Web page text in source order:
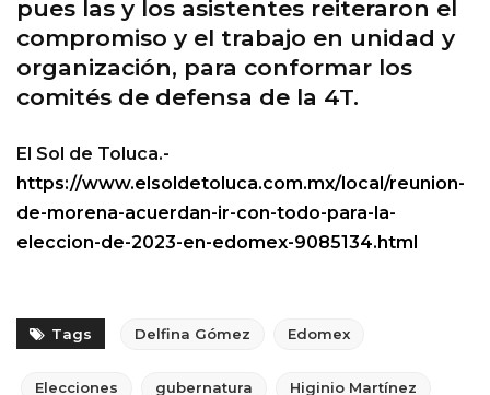
pues las y los asistentes reiteraron el
compromiso y el trabajo en unidad y
organización, para conformar los
comités de defensa de la 4T.
El Sol de Toluca.-
https://www.elsoldetoluca.com.mx/local/reunion-
de-morena-acuerdan-ir-con-todo-para-la-
eleccion-de-2023-en-edomex-9085134.html
Tags Delfina Gómez Edomex
Elecciones gubernatura Higinio Martínez